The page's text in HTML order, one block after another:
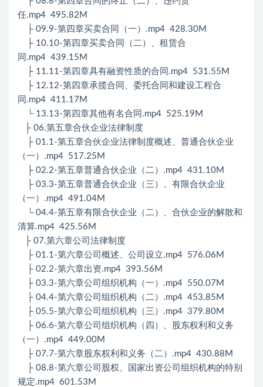
任.mp4 495.82M
├ 09.9-第四章买卖合同（一）.mp4 428.30M
├ 10.10-第四章买卖合同（二）、租赁合
同.mp4 439.15M
├ 11.11-第四章具有融资性质的合同.mp4 531.55M
├ 12.12-第四章承揽合同、委托合同和建设工程合
同.mp4 411.17M
└ 13.13-第四章其他有名合同.mp4 525.19M
├ 06.第五章合伙企业法律制度
├ 01.1-第五章合伙企业法律制度概述、普通合伙企业
（一）.mp4 517.25M
├ 02.2-第五章普通合伙企业（二）.mp4 431.10M
├ 03.3-第五章普通合伙企业（三）、有限合伙企业
（一）.mp4 491.04M
└ 04.4-第五章有限合伙企业（二）、合伙企业的解散和
清算.mp4 425.56M
├ 07.第六章公司法律制度
├ 01.1-第六章公司概述、公司设立.mp4 576.06M
├ 02.2-第六章出资.mp4 393.56M
├ 03.3-第六章公司组织机构（一）.mp4 550.07M
├ 04.4-第六章公司组织机构（二）.mp4 453.85M
├ 05.5-第六章公司组织机构（三）.mp4 379.80M
├ 06.6-第六章公司组织机构（四）、股东权利和义务
（一）.mp4 449.00M
├ 07.7-第六章股东权利和义务（二）.mp4 430.88M
├ 08.8-第六章公司股权、国家出资公司组织机构的特别
规定.mp4 601.53M